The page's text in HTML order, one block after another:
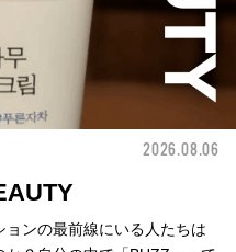
2026.08.06
ンの最前線にいる人たちは